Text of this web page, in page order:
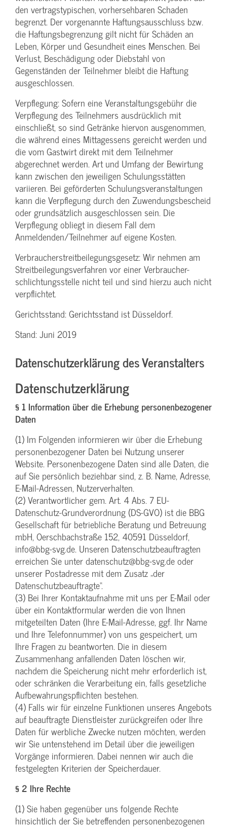
den vertragstypischen, vorhersehbaren Schaden
begrenzt. Der vorgenannte Haftungs­ausschluss bzw.
die Haftungs­begrenzung gilt nicht für Schäden an
Leben, Körper und Gesundheit eines Menschen. Bei
Verlust, Beschädigung oder Diebstahl von
Gegenständen der Teilnehmer bleibt die Haftung
ausgeschlossen.
Verpflegung: Sofern eine Veranstaltungs­gebühr die
Verpflegung des Teilnehmers ausdrücklich mit
einschließt, so sind Getränke hiervon ausgenommen,
die während eines Mittagessens gereicht werden und
die vom Gastwirt direkt mit dem Teilnehmer
abgerechnet werden. Art und Umfang der Bewirtung
kann zwischen den jeweiligen Schulungsstätten
variieren. Bei geförderten Schulungs­veranstaltungen
kann die Verpflegung durch den Zuwendungs­bescheid
oder grundsätzlich ausgeschlossen sein. Die
Verpflegung obliegt in diesem Fall dem
Anmeldenden/­Teilnehmer auf eigene Kosten.
Verbraucher­streitbeilegungs­gesetz: Wir nehmen am
Streit­beilegungs­verfahren vor einer Verbraucher­
schlichtungs­stelle nicht teil und sind hierzu auch nicht
verpflichtet.
Gerichtsstand: Gerichtsstand ist Düsseldorf.
Stand: Juni 2019
Datenschutzerklärung des Veranstalters
Datenschutzerklärung
§ 1 Information über die Erhebung personenbezogener
Daten
(1) Im Folgenden informieren wir über die Erhebung
personenbezogener Daten bei Nutzung unserer
Website. Personenbezogene Daten sind alle Daten, die
auf Sie persönlich beziehbar sind, z. B. Name, Adresse,
E-Mail-Adressen, Nutzerverhalten.
(2) Verantwortlicher gem. Art. 4 Abs. 7 EU-
Datenschutz-Grundverordnung (DS-GVO) ist die BBG
Gesellschaft für betriebliche Beratung und Betreuung
mbH, Oerschbachstraße 152, 40591 Düsseldorf,
info@bbg-svg.de. Unseren Datenschutzbeauftragten
erreichen Sie unter datenschutz@bbg-svg.de oder
unserer Postadresse mit dem Zusatz „der
Datenschutzbeauftragte“.
(3) Bei Ihrer Kontaktaufnahme mit uns per E-Mail oder
über ein Kontaktformular werden die von Ihnen
mitgeteilten Daten (Ihre E-Mail-Adresse, ggf. Ihr Name
und Ihre Telefonnummer) von uns gespeichert, um
Ihre Fragen zu beantworten. Die in diesem
Zusammenhang anfallenden Daten löschen wir,
nachdem die Speicherung nicht mehr erforderlich ist,
oder schränken die Verarbeitung ein, falls gesetzliche
Aufbewahrungspflichten bestehen.
(4) Falls wir für einzelne Funktionen unseres Angebots
auf beauftragte Dienstleister zurückgreifen oder Ihre
Daten für werbliche Zwecke nutzen möchten, werden
wir Sie untenstehend im Detail über die jeweiligen
Vorgänge informieren. Dabei nennen wir auch die
festgelegten Kriterien der Speicherdauer.
§ 2 Ihre Rechte
(1) Sie haben gegenüber uns folgende Rechte
hinsichtlich der Sie betreffenden personenbezogenen